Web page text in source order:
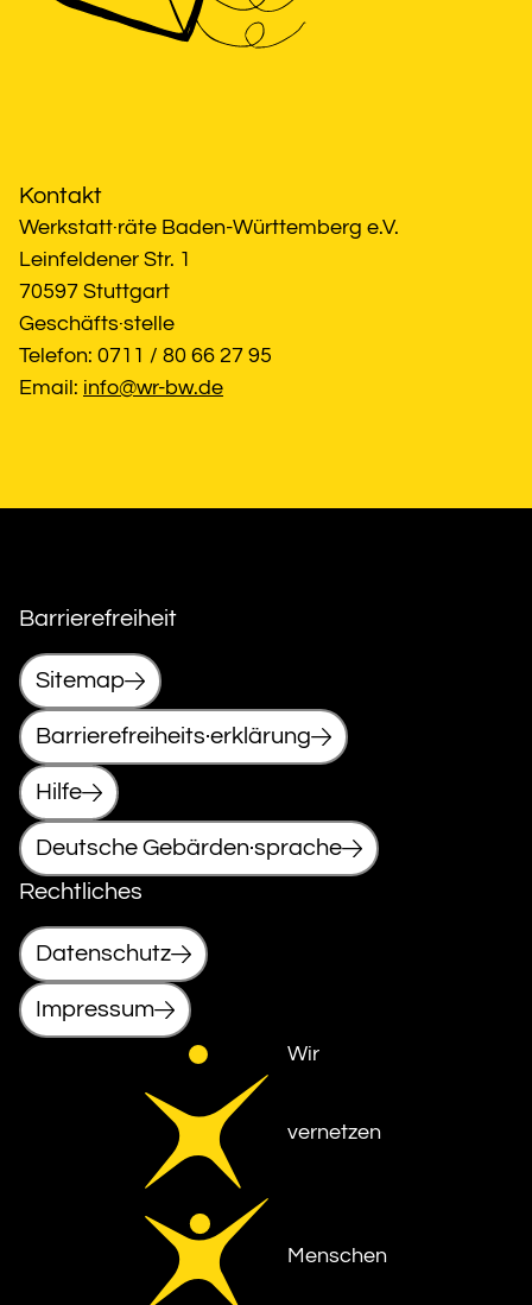
Kontakt
Werkstatt·räte Baden-Württemberg e.V.
Leinfeldener Str. 1
70597 Stuttgart
Geschäfts·stelle
Telefon: 0711 / 80 66 27 95
Email: info@wr-bw.de
Barrierefreiheit
Sitemap
Barrierefreiheits·erklärung
Hilfe
Deutsche Gebärden·sprache
Rechtliches
Datenschutz
Impressum
Wir
vernetzen
Menschen